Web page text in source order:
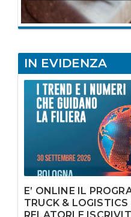
IN EVIDENZA
E’ ONLINE IL
TRUCK &